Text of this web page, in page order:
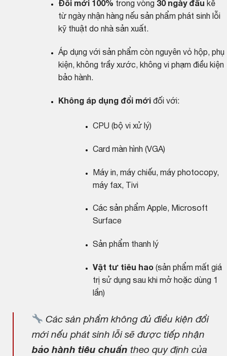
Đổi mới 100% trong vòng 30 ngày đầu
kể
từ ngày nhận hàng nếu sản phẩm phát sinh lỗi
kỹ thuật do nhà sản xuất.
Áp dụng với sản phẩm còn nguyên vỏ hộp, phụ
kiện, không trầy xước, không vi phạm điều kiện
bảo hành.
Không áp dụng đổi mới đối với:
CPU (bộ vi xử lý)
Card màn hình (VGA)
Máy in, máy chiếu, máy photocopy,
máy fax, Tivi
Các sản phẩm Apple, Microsoft
Surface
Sản phẩm thanh lý
Vật tư tiêu hao (sản phẩm mất giá
trị sử dụng sau khi mở hoặc dùng 1
lần)
Các sản phẩm không đủ điều kiện đổi
mới nếu phát sinh lỗi sẽ được tiếp nhận
bảo hành tiêu chuẩn theo quy định của